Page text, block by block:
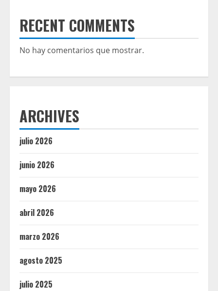
RECENT COMMENTS
No hay comentarios que mostrar.
ARCHIVES
julio 2026
junio 2026
mayo 2026
abril 2026
marzo 2026
agosto 2025
julio 2025